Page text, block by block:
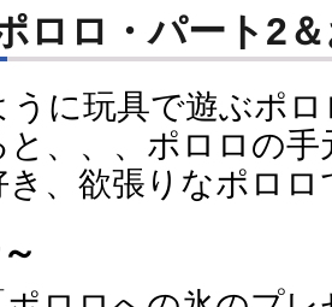
ロロ・パート2
に玩具で遊ぶポロ
、、、ポロロの手
、欲張りなポロロ